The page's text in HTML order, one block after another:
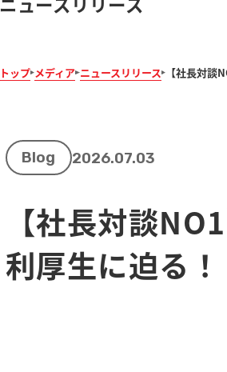
トップ メディア ニュースリリース 【社長対談
Blog 2026.07.03
【社長対談
利厚生に迫る！